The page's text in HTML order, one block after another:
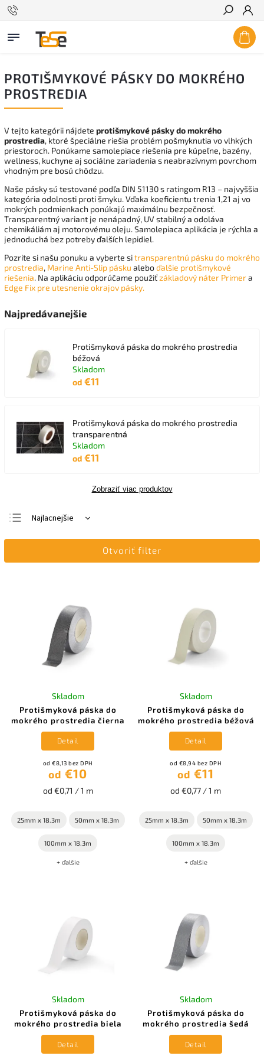
Hľadať
PROTIŠMYKOVÉ PÁSKY DO MOKRÉHO
PROSTREDIA
V tejto kategórii nájdete protišmykové pásky do mokrého
prostredia, ktoré špeciálne riešia problém pošmyknutia vo vlhkých
priestoroch. Ponúkame samolepiace riešenia pre kúpeľne, bazény,
wellness, kuchyne aj sociálne zariadenia s neabrazívnym povrchom
vhodným pre bosú chôdzu.
Naše pásky sú testované podľa DIN 51130 s ratingom R13 – najvyššia
kategória odolnosti proti šmyku. Vďaka koeficientu trenia 1,21 aj vo
mokrých podmienkach ponúkajú maximálnu bezpečnosť.
Transparentný variant je nenápadný, UV stabilný a odoláva
chemikáliám aj motorovému oleju. Samolepiaca aplikácia je rýchla a
jednoduchá bez potreby ďalších lepidiel.
Pozrite si našu ponuku a vyberte sitransparentnú pásku do mokrého
prostredia, Marine Anti-Slip pásku aleboďalšie protišmykové
riešenia. Na aplikáciu odporúčame použiťzákladový náter Primera
Edge Fix pre utesnenie okrajov pásky.
Najpredávanejšie
Protišmyková páska do mokrého prostredia
béžová
Skladom
od €11
Protišmyková páska do mokrého prostredia
transparentná
Skladom
od €11
Zobraziť viac produktov
Najlacnejšie
Najdrahšie
Otvoriť filter
Protišmyková páska do
mokrého prostredia čierna
Skladom
od €8,13 bez DPH
od €10
od €0,71 / 1 m
Detail
25mm x 18.3m 50mm x 18.3m
100mm x 18.3m
+ ďalšie
Protišmyková páska do
mokrého prostredia béžová
Skladom
od €8,94 bez DPH
od €11
od €0,77 / 1 m
Detail
25mm x 18.3m 50mm x 18.3m
100mm x 18.3m
+ ďalšie
Protišmyková páska do
mokrého prostredia biela
Skladom
Detail
Protišmyková páska do
mokrého prostredia šedá
Skladom
Detail